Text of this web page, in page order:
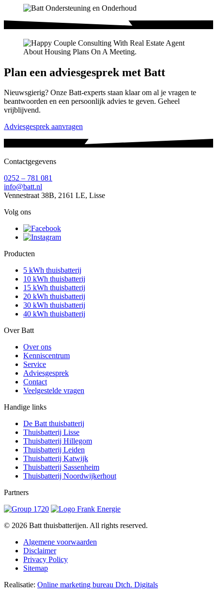
Plan een adviesgesprek met Batt
Nieuwsgierig? Onze Batt-experts staan klaar om al je vragen te
beantwoorden en een persoonlijk advies te geven. Geheel
vrijblijvend.
Adviesgesprek aanvragen
Contactgegevens
0252 – 781 081
info@batt.nl
Vennestraat 38B, 2161 LE, Lisse
Volg ons
Producten
5 kWh thuisbatterij
10 kWh thuisbatterij
15 kWh thuisbatterij
20 kWh thuisbatterij
30 kWh thuisbatterij
40 kWh thuisbatterij
Over Batt
Over ons
Kenniscentrum
Service
Adviesgesprek
Contact
Veelgestelde vragen
Handige links
De Batt thuisbatterij
Thuisbatterij Lisse
Thuisbatterij Hillegom
Thuisbatterij Leiden
Thuisbatterij Katwijk
Thuisbatterij Sassenheim
Thuisbatterij Noordwijkerhout
Partners
© 2026 Batt thuisbatterijen. All rights reserved.
Algemene voorwaarden
Disclaimer
Privacy Policy
Sitemap
Realisatie: Online marketing bureau Dtch. Digitals